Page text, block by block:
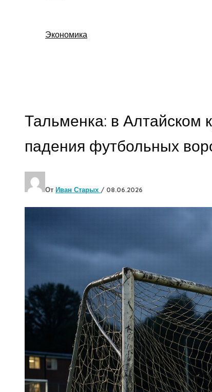
Экономика
Тальменка: в Алтайском
падения футбольных
От Иван Старых / 08.06.2026